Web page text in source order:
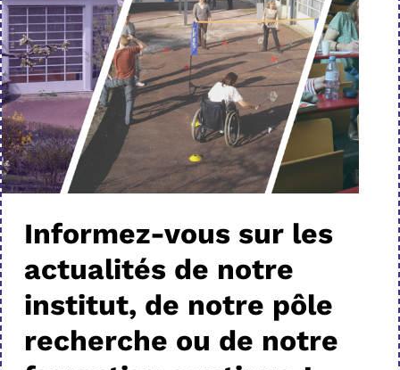
Informez-vous sur les
actualités de notre
institut, de notre pôle
recherche ou de notre